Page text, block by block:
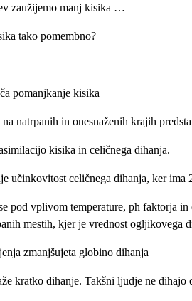
zaužijemo manj kisika …
tako pomembno?
pomanjkanje kisika
natrpanih in onesnaženih krajih
kisika in celičnega dihanja.
učinkovitost celičnega dihanja, ker ima
pod vplivom temperature, ph faktorja
mestih, kjer je vrednost ogljikovega
zmanjšujeta globino dihanja
kratko dihanje. Takšni ljudje ne